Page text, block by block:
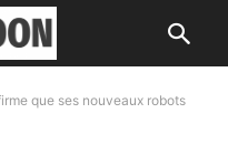
que ses nouveaux robots